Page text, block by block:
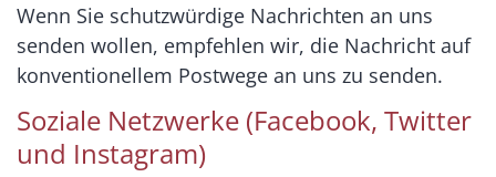
Wenn Sie schutzwürdige Nachrichten an uns
senden wollen, empfehlen wir, die Nachricht auf
konventionellem Postwege an uns zu senden.
Soziale Netzwerke (Facebook, Twitter
und Instagram)